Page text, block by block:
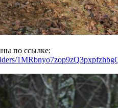
по ссылке: